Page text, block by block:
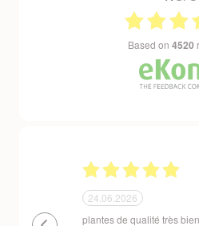
based on 4520
24.06.2026
plantes de qualité très